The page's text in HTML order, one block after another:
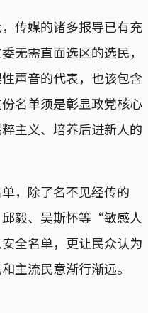
传媒的诸多报导已有充
无需直面选区的选民，
声音的代表，也该包含
名单须是彰显政党核心
主义、培养后进新人的
，除了名不见经传的
毅、吴斯怀等“敏感人
全名单，更让民众认为
主流民意渐行渐远。